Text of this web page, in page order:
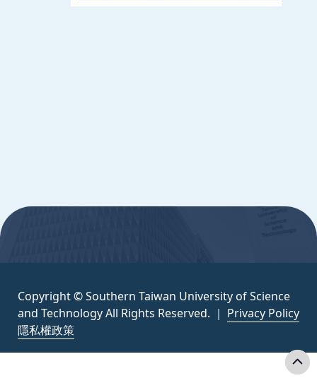
Copyright © Southern Taiwan University of Science
and Technology All Rights Reserved. ｜ Privacy Policy
隱私權政策